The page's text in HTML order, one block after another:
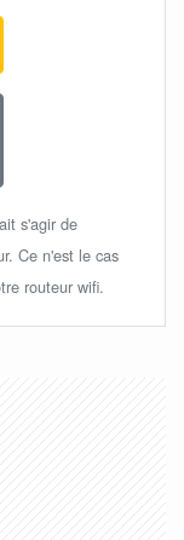
s'agir de
Ce n'est le cas
routeur wifi.